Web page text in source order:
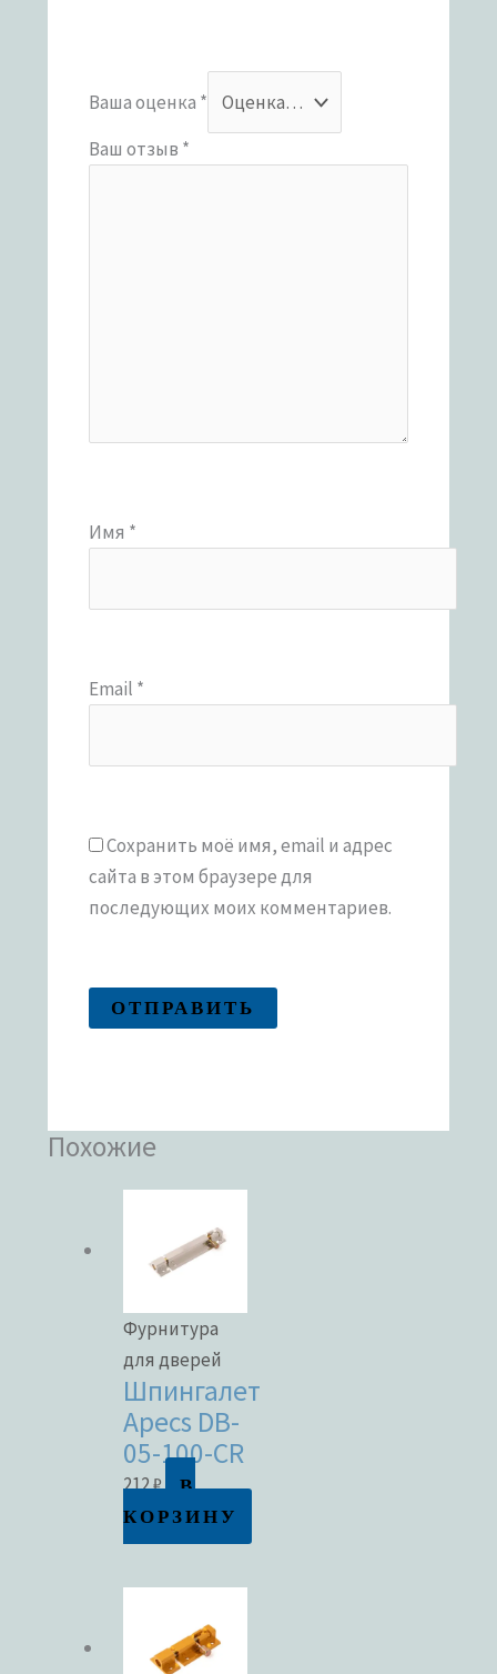
Ваша оценка *
Ваш отзыв *
Имя *
Email *
Сохранить моё имя, email и адрес
сайта в этом браузере для
последующих моих комментариев.
Похожие
Фурнитура
для дверей
Шпингалет
Apecs DB-
05-100-CR
212₽
В
КОРЗИНУ